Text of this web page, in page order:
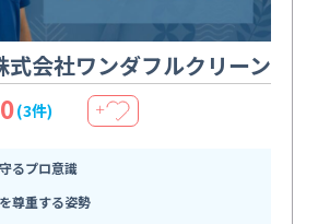
式会社ワンダフルクリーン
(3件) ＋
るプロ意識
尊重する姿勢